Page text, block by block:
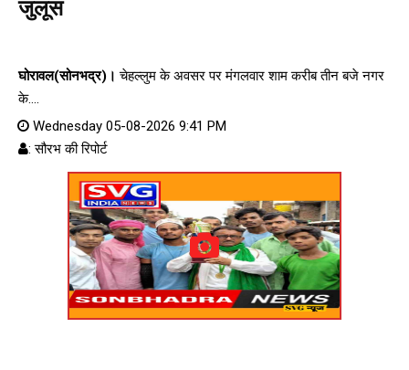
जुलूस
घोरावल(सोनभद्र)। चेहल्लुम के अवसर पर मंगलवार शाम करीब तीन बजे नगर
के....
Wednesday 05-08-2026 9:41 PM
: सौरभ की रिपोर्ट